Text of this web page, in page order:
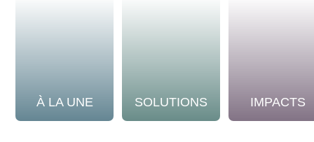
À LA UNE SOLUTIONS IMPACTS